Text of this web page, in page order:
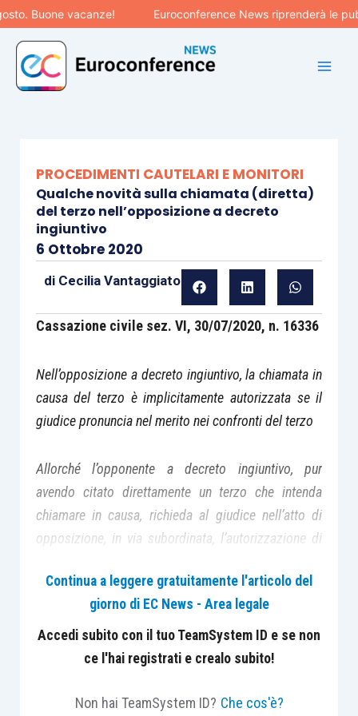
Vai
al
contenuto
Buone vacanze! Euroconference News riprenderà le
PROCEDIMENTI CAUTELARI E MONITORI
Qualche novità sulla chiamata (diretta)
del terzo nell’opposizione a decreto
ingiuntivo
6 Ottobre 2020
di Cecilia Vantaggiato
Cassazione civile sez. VI, 30/07/2020, n. 16336
Nell’opposizione a decreto ingiuntivo, la chiamata in
causa del terzo è implicitamente autorizzata se il
giudice pronuncia nel merito nei confronti del terzo
Allorché l’opponente a decreto ingiuntivo, pur
avendo citato direttamente un terzo che intenda
chiamare in causa, richieda al giudice nell’atto di
opposizione, in via subordinata, l’autorizzazione di
della chiamata, dovendosi peraltro intendere
implicitamente autorizzata tale chiamata ove il
giudice pronunci nel merito nei confronti del terzo.
Continua a leggere gratuitamente l'articolo del
giorno di EC News - Area legale
Accedi subito con il tuo TeamSystem ID e se non
ce l'hai registrati e crealo subito!
Non hai TeamSystem ID? Che cos'è?